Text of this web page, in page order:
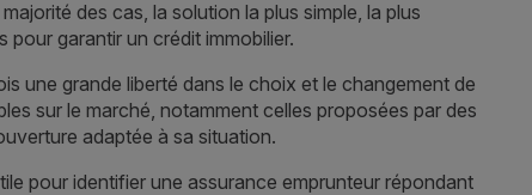
des cas, la solution la plus simple, la plus
garantir un crédit immobilier.
une grande liberté dans le choix et le changement de
sur le marché, notamment celles proposées par des
adaptée à sa situation.
pour identifier une assurance emprunteur répondant